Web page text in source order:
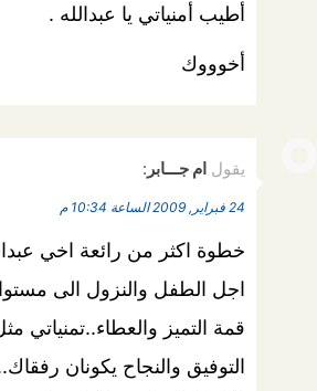
أطيب أمنياتي يا عبدالله .
أخوووك
يقول ام جـــابر :
24 فبراير, 2009 الساعة 10:34 م
خطوة اكثر من رائعة اخي
اجل الطفل والنزول الى
قمة التميز والعطاء..تمنياتي
التوفيق والنجاح يكونان